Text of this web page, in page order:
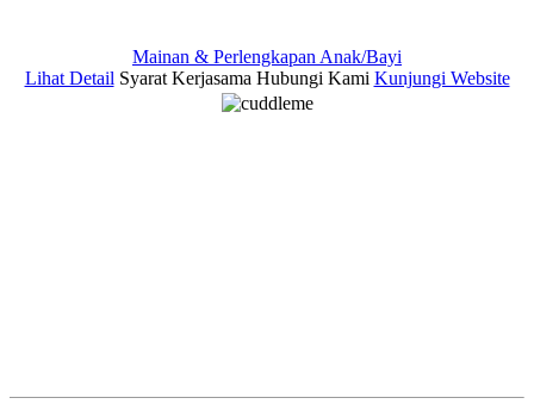
Mainan & Perlengkapan Anak/Bayi
Lihat Detail Syarat Kerjasama Hubungi Kami Kunjungi Website